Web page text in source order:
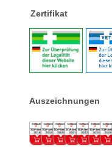
Zertifikat
Auszeichnungen